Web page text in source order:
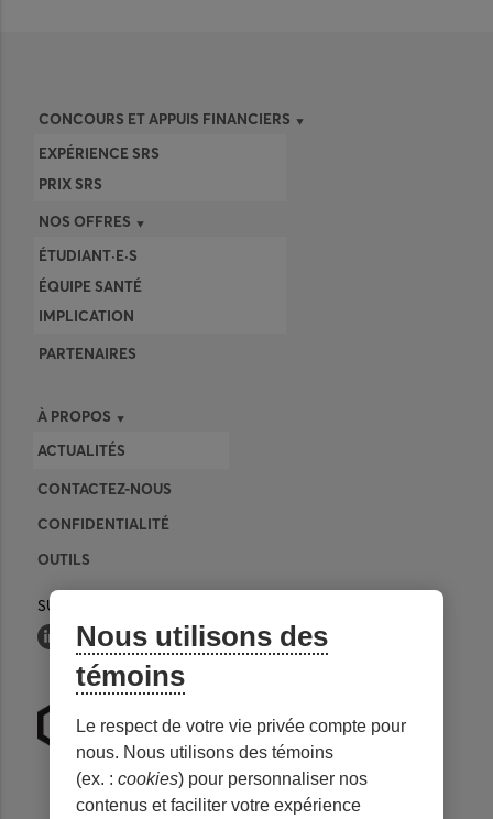
CONCOURS ET APPUIS FINANCIERS
EXPÉRIENCE SRS
PRIX SRS
NOS OFFRES
ÉTUDIANT·E·S
ÉQUIPE SANTÉ
IMPLICATION
PARTENAIRES
À PROPOS
ACTUALITÉS
CONTACTEZ-NOUS
CONFIDENTIALITÉ
OUTILS
SUIVEZ-NOUS
Nous utilisons des
témoins
Le respect de votre vie privée compte pour
nous. Nous utilisons des témoins
(ex. : cookies) pour personnaliser nos
contenus et faciliter votre expérience